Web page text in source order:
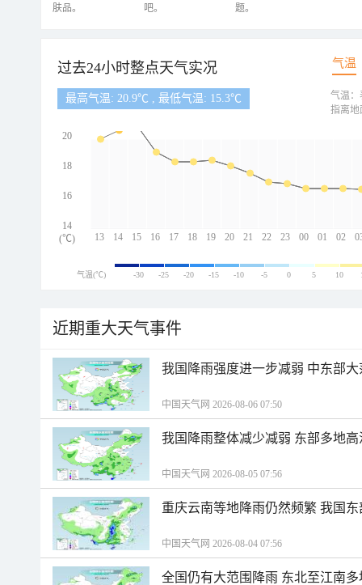
肤品。
吧。
题。
过去24小时整点天气实况 气温
最高气温: 20.9℃ , 最低气温: 15.3℃
13 14 15 16 17 18 19 20 21 22 23 00 01 02
20
18
16
14
(℃)
气温：
指离地
气温(℃) -30 -25 -20 -15 -10 -5 0 5 10
近期重大天气事件
我国降雨强度进一步减弱 中东部
中国天气网 2026-08-06 07:50
我国降雨整体减少减弱 东部多地
中国天气网 2026-08-05 07:56
重庆云南等地降雨仍然频繁 我国
中国天气网 2026-08-04 07:56
全国仍有大范围降雨 东北至江南